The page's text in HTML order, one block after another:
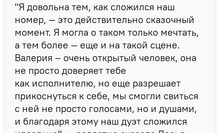
"Я довольна тем, как сложился наш
номер, — это действительно сказочный
момент. Я могла о таком только мечтать,
а тем более — еще и на такой сцене.
Валерия – очень открытый человек, она
не просто доверяет тебе
как исполнителю, но еще разрешает
прикоснуться к себе, мы смогли свиться
с ней не просто голосами, но и душами,
и благодаря этому наш дуэт сложился